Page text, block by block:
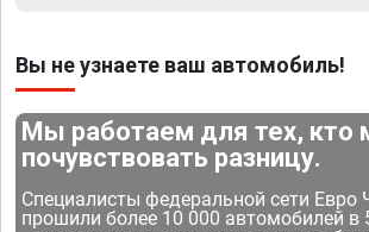
Вы не узнаете ваш автомобиль!
Мы работаем для тех, кто
почувствовать разницу.
Специалисты федеральной сети Евро
прошили более 10 000 автомобилей в